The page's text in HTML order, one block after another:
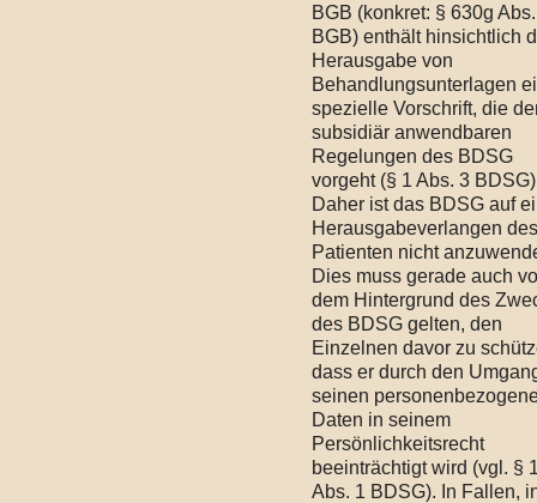
BGB (konkret: § 630g
BGB) enthält hinsichtlich
Herausgabe von
Behandlungsunterlagen
spezielle Vorschrift, die
subsidiär anwendbaren
Regelungen des BDSG
vorgeht (§ 1 Abs. 3
Daher ist das BDSG auf
Herausgabeverlangen des
Patienten nicht
Dies muss gerade auch
dem Hintergrund des
des BDSG gelten, den
Einzelnen davor zu
dass er durch den
seinen
Daten in seinem
Persönlichkeitsrecht
beeinträchtigt wird (vgl. §
Abs. 1 BDSG). In Fallen,